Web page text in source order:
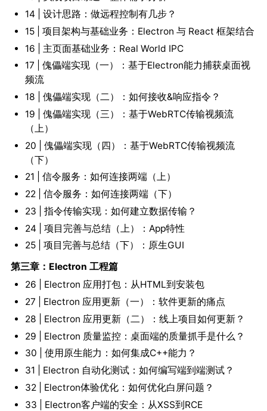
14 | 设计思路：做远程控制有几步？
15 | 项目架构与基础业务：Electron 与 React 框架结合
16 | 主页面基础业务：Real World IPC
17 | 傀儡端实现（一）：基于Electron能力捕获桌面视
频流
18 | 傀儡端实现（二）：如何接收&响应指令？
19 | 傀儡端实现（三）：基于WebRTC传输视频流
（上）
20 | 傀儡端实现（四）：基于WebRTC传输视频流
（下）
21 | 信令服务：如何连接两端（上）
22 | 信令服务：如何连接两端（下）
23 | 指令传输实现：如何建立数据传输？
24 | 项目完善与总结（上）：App特性
25 | 项目完善与总结（下）：原生GUI
第三章：Electron 工程篇
26 | Electron 应用打包：从HTML到安装包
27 | Electron 应用更新（一）：软件更新的痛点
28 | Electron 应用更新（二）：线上项目如何更新？
29 | Electron 质量监控：桌面端的质量抓手是什么？
30 | 使用原生能力：如何集成C++能力？
31 | Electron 自动化测试：如何编写端到端测试？
32 | Electron体验优化：如何优化白屏问题？
33 | Electron客户端的安全：从XSS到RCE